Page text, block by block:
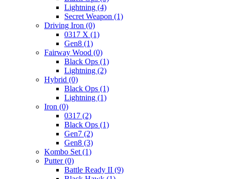
Lightning (4)
Secret Weapon (1)
Driving Iron (0)
0317 X (1)
Gen8 (1)
Fairway Wood (0)
Black Ops (1)
Lightning (2)
Hybrid (0)
Black Ops (1)
Lightning (1)
Iron (0)
0317 (2)
Black Ops (1)
Gen7 (2)
Gen8 (3)
Kombo Set (1)
Putter(0)
Battle Ready II (9)